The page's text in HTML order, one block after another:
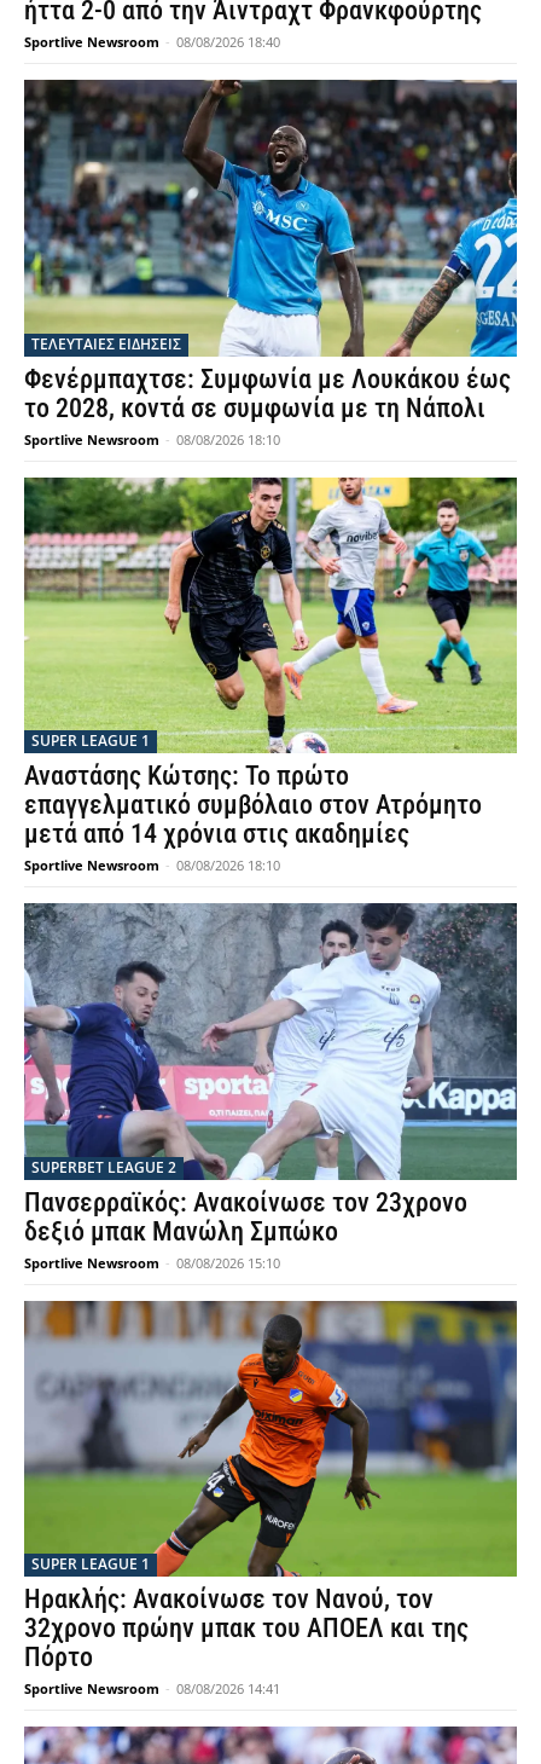
ήττα 2-0 από την Άιντραχτ Φρανκφούρτης
Sportlive Newsroom - 08/08/2026 18:40
ΤΕΛΕΥΤΑΙΕΣ ΕΙΔΗΣΕΙΣ
Φενέρμπαχτσε: Συμφωνία με Λουκάκου έως
το 2028, κοντά σε συμφωνία με τη Νάπολι
Sportlive Newsroom - 08/08/2026 18:10
SUPER LEAGUE 1
Αναστάσης Κώτσης: Το πρώτο
επαγγελματικό συμβόλαιο στον Ατρόμητο
μετά από 14 χρόνια στις ακαδημίες
Sportlive Newsroom - 08/08/2026 18:10
SUPERBET LEAGUE 2
Πανσερραϊκός: Ανακοίνωσε τον 23χρονο
δεξιό μπακ Μανώλη Σμπώκο
Sportlive Newsroom - 08/08/2026 15:10
SUPER LEAGUE 1
Ηρακλής: Ανακοίνωσε τον Νανού, τον
32χρονο πρώην μπακ του ΑΠΟΕΛ και της
Πόρτο
Sportlive Newsroom - 08/08/2026 14:41